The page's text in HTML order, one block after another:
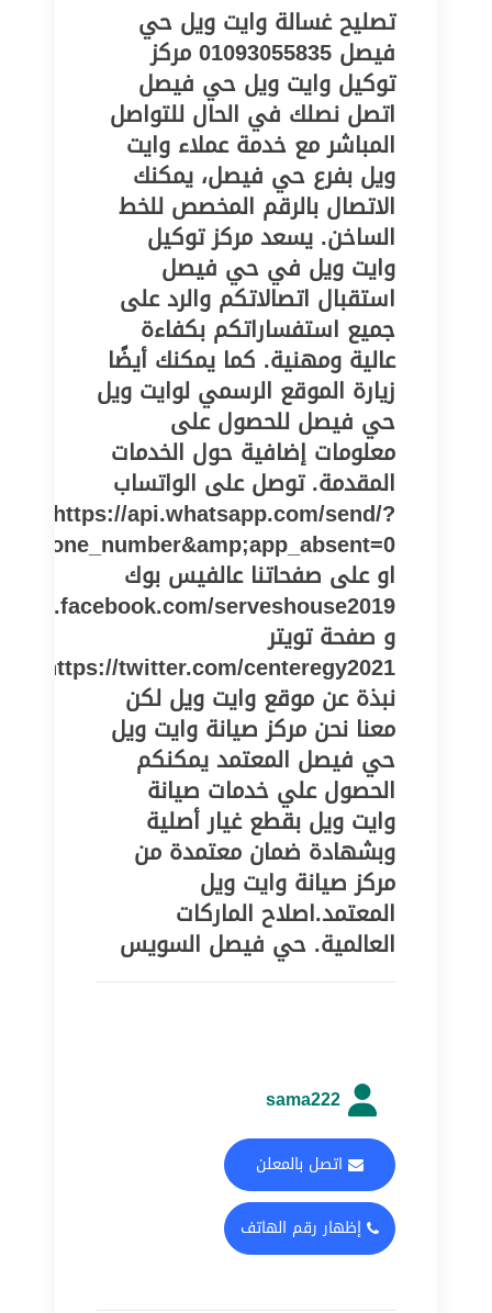
تصليح غسالة وايت ويل حي
فيصل 01093055835 مركز
توكيل وايت ويل حي فيصل
اتصل نصلك في الحال للتواصل
المباشر مع خدمة عملاء وايت
ويل بفرع حي فيصل، يمكنك
الاتصال بالرقم المخصص للخط
الساخن. يسعد مركز توكيل
وايت ويل في حي فيصل
استقبال اتصالاتكم والرد على
جميع استفساراتكم بكفاءة
عالية ومهنية. كما يمكنك أيضًا
زيارة الموقع الرسمي لوايت ويل
حي فيصل للحصول على
معلومات إضافية حول الخدمات
المقدمة. توصل على الواتساب
https://api.whatsapp.com/send/?
او على صفحاتنا عالفيس بوك
serveshouse2019
و صفحة تويتر
https://twitter.com/centeregy2021
نبذة عن موقع وايت ويل لكن
معنا نحن مركز صيانة وايت ويل
حي فيصل المعتمد يمكنكم
الحصول علي خدمات صيانة
وايت ويل بقطع غيار أصلية
وبشهادة ضمان معتمدة من
مركز صيانة وايت ويل
المعتمد.اصلاح الماركات
العالمية. حي فيصل السويس
sama222
اتصل بالمعلن
إظهار رقم الهاتف